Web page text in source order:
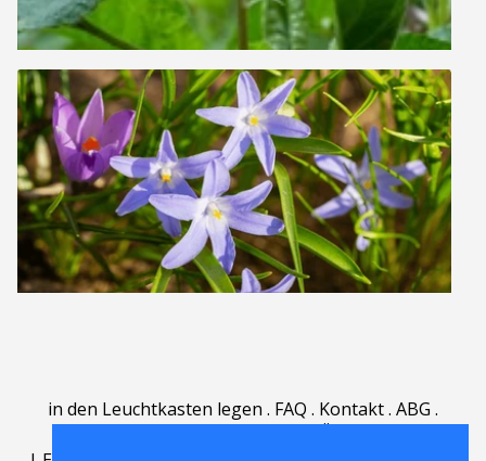
in den Leuchtkasten legen . FAQ . Kontakt. ABG .